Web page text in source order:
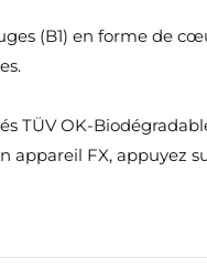
(B1) en forme de
TÜV OK-
appareil FX, appuyez
NOM